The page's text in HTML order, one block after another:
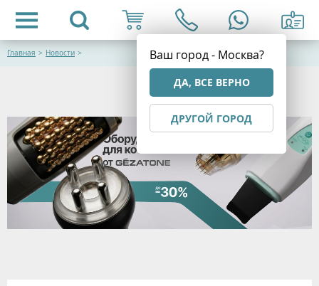
Ваш город - Москва?
ДА, ВСЕ ВЕРНО
ДРУГОЙ ГОРОД
Главная > Новости >